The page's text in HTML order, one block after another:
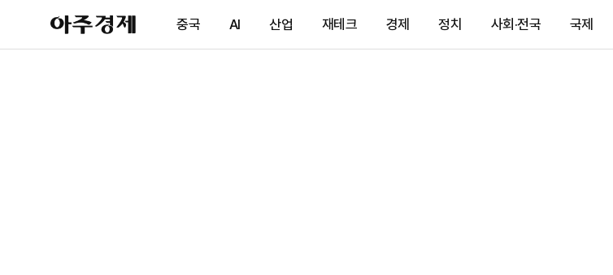
아
주
제
중국 AI 산업 재테크 경제 정치 사회·전국 국제